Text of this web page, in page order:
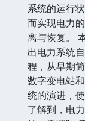
系统的运行
而实现电力
离与恢复。
出电力系统
程，从早期
数字变电站
统的演进，
了解到，电